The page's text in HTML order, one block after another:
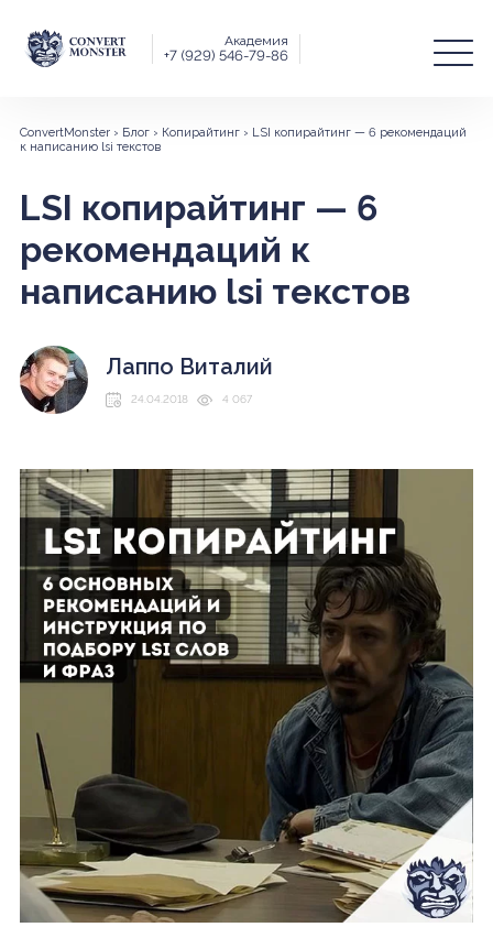
Академия
+7 (929) 546-79-86
ConvertMonster› Блог› Копирайтинг› LSI копирайтинг — 6 рекомендаций
к написанию lsi текстов
LSI копирайтинг — 6
рекомендаций к
написанию lsi текстов
Лаппо Виталий
24.04.2018 4 067